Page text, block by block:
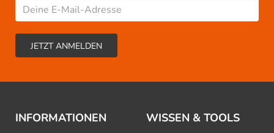
INFORMATIONEN WISSEN & TOOLS